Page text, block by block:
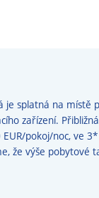
je splatná na místě
zařízení.
pokoj/noc, ve
že výše pobytové